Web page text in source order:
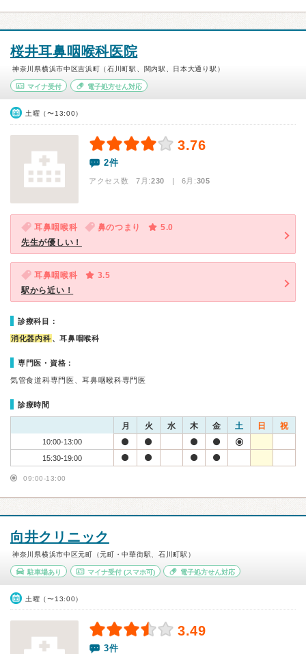
桜井耳鼻咽喉科医院
神奈川県横浜市中区吉浜町（石川町駅、関内駅、日本大通り駅）
マイナ受付 電子処方せん対応
土曜（〜13:00）
3.76
2件
アクセス数 7月:230 | 6月:305
耳鼻咽喉科 鼻のつまり
5.0
先生が優しい！
耳鼻咽喉科
3.5
駅から近い！
診療科目：
消化器内科 、耳鼻咽喉科
専門医・資格：
気管食道科専門医、耳鼻咽喉科専門医
診療時間
月 火 水 木 金 土 日 祝
10:00-13:00
15:30-19:00
09:00-13:00
向井クリニック
神奈川県横浜市中区元町（元町・中華街駅、石川町駅）
駐車場あり マイナ受付(スマホ可) 電子処方せん対応
土曜（〜13:00）
3.49
3件